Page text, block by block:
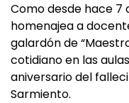
Como desde hace 7
homenajea a
galardón de
cotidiano en las
aniversario del
Sarmiento.